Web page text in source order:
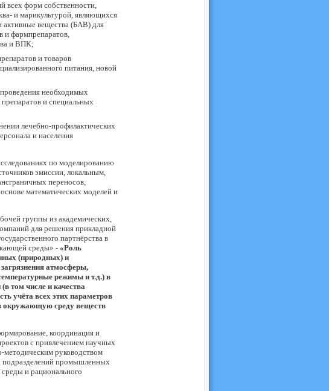
всех форм собственности,
и марикультурой, являющихся
активные вещества (БАВ) для
и фармпрепаратов,
и ВПК;
и товаров
питания, новой
необходимых
и специальных
лечебно-профилактических
и населения
по моделированию
эмиссии, локальным,
переносов,
математических моделей и
группы из академических,
для решения прикладной
партнёрства в
среды» - «Роль
(природных) и
атмосферы,
режимы и т.д.) в
том числе и качества
учёта всех этих параметров
окружающую среду веществ
координация и
с привлечением научных
методическим руководством
подразделений промышленных
и рационального